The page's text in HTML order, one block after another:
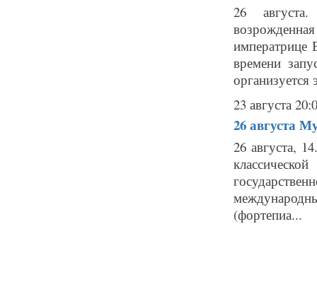
26
императрице
времени
организуется
23 августа
26 августа
26 августа,
(фортепиа...